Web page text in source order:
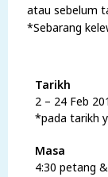
atau sebelum
*Sebarang
Tarikh
2 – 24 Feb
*pada tarikh
Masa
4:30 petang